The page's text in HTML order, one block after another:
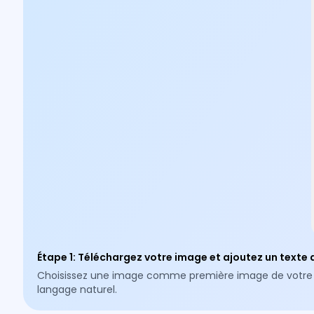
Étape 1: Téléchargez votre image et ajoutez un texte
Choisissez une image comme première image de
langage naturel.